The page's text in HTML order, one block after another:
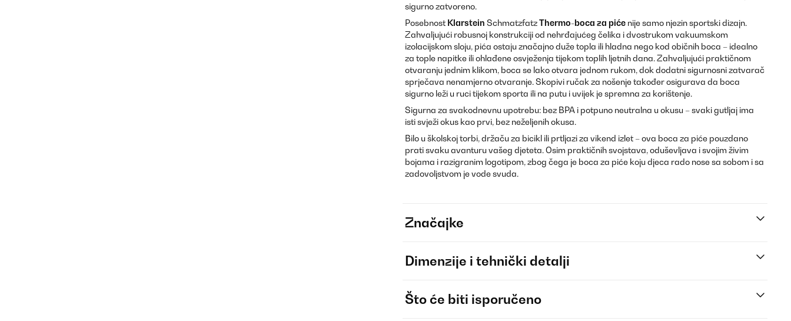
sigurno zatvoreno.
Posebnost Klarstein SchmatzfatzThermo-boca za piće nije samo njezin sportski dizajn.
Zahvaljujući robusnoj konstrukciji od nehrđajućeg čelika i dvostrukom vakuumskom
izolacijskom sloju, pića ostaju značajno duže topla ili hladna nego kod običnih boca – idealno
za tople napitke ili ohlađene osvježenja tijekom toplih ljetnih dana. Zahvaljujući praktičnom
otvaranju jednim klikom, boca se lako otvara jednom rukom, dok dodatni sigurnosni zatvarač
sprječava nenamjerno otvaranje. Skopivi ručak za nošenje također osigurava da boca
sigurno leži u ruci tijekom sporta ili na putu i uvijek je spremna za korištenje.
Sigurna za svakodnevnu upotrebu: bez BPA i potpuno neutralna u okusu – svaki gutljaj ima
isti svježi okus kao prvi, bez neželjenih okusa.
Bilo u školskoj torbi, držaču za bicikl ili prtljazi za vikend izlet – ova boca za piće pouzdano
prati svaku avanturu vašeg djeteta. Osim praktičnih svojstava, oduševljava i svojim živim
bojama i razigranim logotipom, zbog čega je boca za piće koju djeca rado nose sa sobom i sa
zadovoljstvom je vode svuda.
Značajke
Dimenzije i tehnički detalji
Što će biti isporučeno